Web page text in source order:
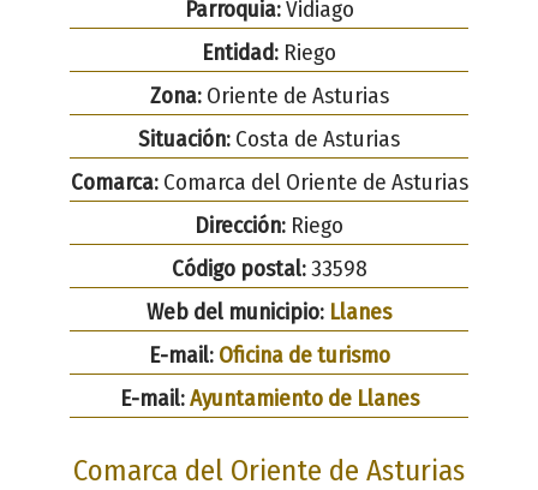
Parroquia:Vidiago
Entidad: Riego
Zona:Oriente de Asturias
Situación: Costa de Asturias
Comarca:Comarca del Oriente de Asturias
Dirección: Riego
Código postal:33598
Web del municipio: Llanes
E-mail: Oficina de turismo
E-mail:Ayuntamiento de Llanes
Comarca del Oriente de Asturias